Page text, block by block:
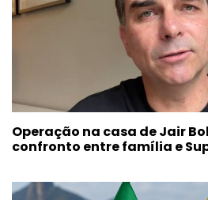
Operação na casa de Jair
confronto entre família e